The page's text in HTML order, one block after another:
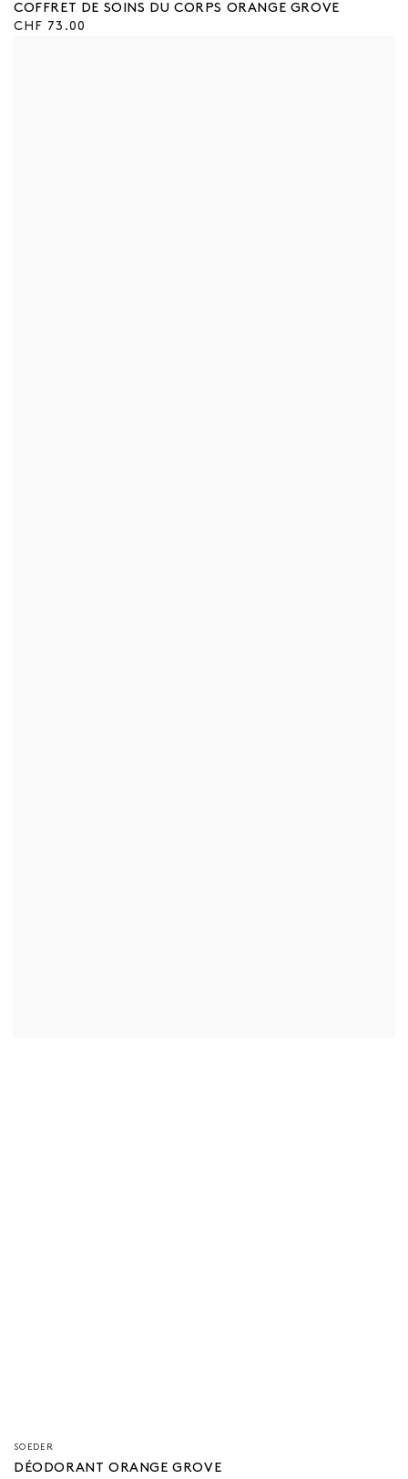
COFFRET DE SOINS DU CORPS ORANGE GROVE
Prix
CHF 73.00
Vendeur/vendeuse
:
SOEDER
DÉODORANT ORANGE GROVE